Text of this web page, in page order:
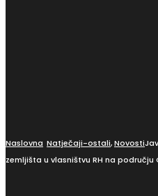
Naslovna Natječaji-ostali,Novosti
zemljišta u vlasništvu RH na području